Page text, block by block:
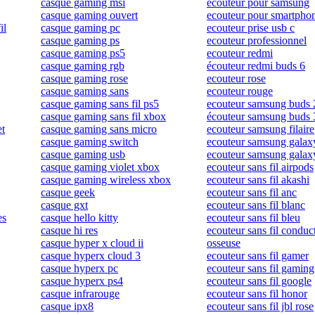
casque gaming msi
casque gaming ouvert
casque gaming pc
casque gaming ps
casque gaming ps5
casque gaming rgb
casque gaming rose
casque gaming sans
casque gaming sans fil ps5
casque gaming sans fil xbox
casque gaming sans micro
casque gaming switch
casque gaming usb
casque gaming violet xbox
casque gaming wireless xbox
casque geek
casque gxt
casque hello kitty
casque hi res
casque hyper x cloud ii
casque hyperx cloud 3
casque hyperx pc
casque hyperx ps4
casque infrarouge
casque ipx8
ecouteur pour samsung
ecouteur pour
ecouteur prise usb c
ecouteur professionnel
ecouteur redmi
écouteur redmi buds 6
ecouteur rose
ecouteur rouge
ecouteur samsung buds
écouteur samsung buds
ecouteur samsung filaire
ecouteur samsung
ecouteur samsung
ecouteur sans fil airpods
ecouteur sans fil akashi
ecouteur sans fil anc
ecouteur sans fil blanc
ecouteur sans fil bleu
ecouteur sans fil
osseuse
ecouteur sans fil gamer
ecouteur sans fil gaming
ecouteur sans fil google
ecouteur sans fil honor
ecouteur sans fil jbl rose